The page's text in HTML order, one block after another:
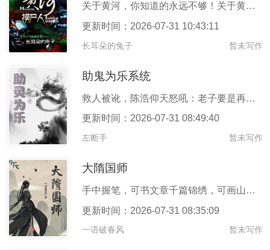
关于黄河，你知道的永远不够！关于黄河上的禁忌传说，你最好永远都
更新时间：2026-07-31 10:43:11
长耳朵的兔子 暂未写作
助鬼为乐系统
救人被讹，陈浩仰天怒吼：老子要是再助人为乐，就让雷劈死。叮咚：
更新时间：2026-07-31 08:49:40
左断手 暂未写作
大隋国师
手中握笔，可书文章千篇锦绣，可画山川大河繁荣，绘那人间盛事。也
更新时间：2026-07-31 08:35:09
一语破春风 暂未写作